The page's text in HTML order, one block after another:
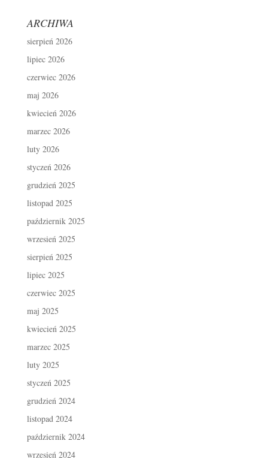
ARCHIWA
sierpień 2026
lipiec 2026
czerwiec 2026
maj 2026
kwiecień 2026
marzec 2026
luty 2026
styczeń 2026
grudzień 2025
listopad 2025
październik 2025
wrzesień 2025
sierpień 2025
lipiec 2025
czerwiec 2025
maj 2025
kwiecień 2025
marzec 2025
luty 2025
styczeń 2025
grudzień 2024
listopad 2024
październik 2024
wrzesień 2024